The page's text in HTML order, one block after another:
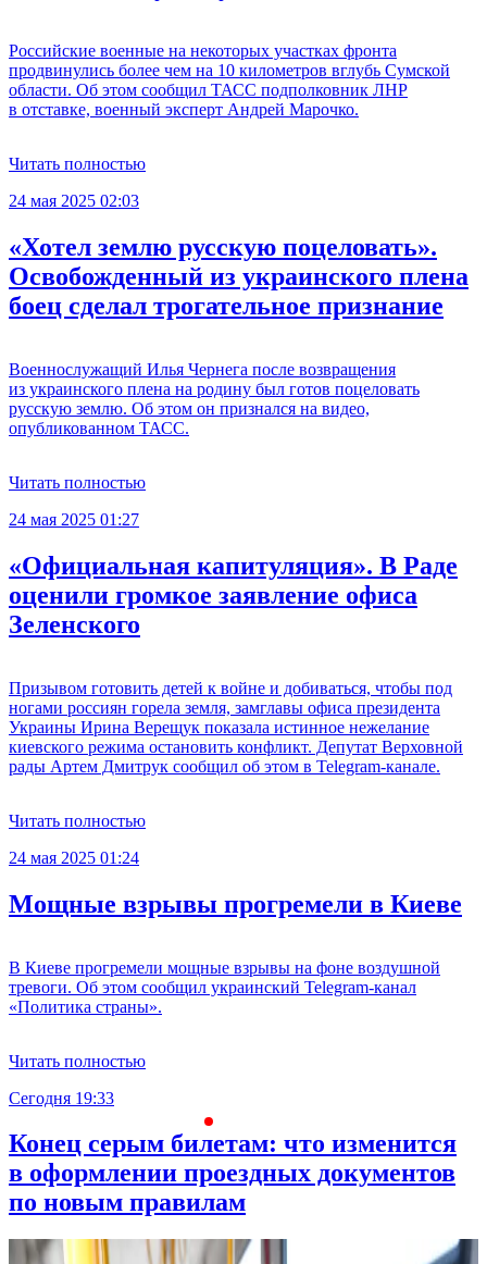
Российские военные на некоторых участках фронта
продвинулись более чем на 10 километров вглубь Сумской
области. Об этом сообщил ТАСС подполковник ЛНР
в отставке, военный эксперт Андрей Марочко.
Читать полностью
24 мая 2025 02:03
«Хотел землю русскую поцеловать».
Освобожденный из украинского плена
боец сделал трогательное признание
Военнослужащий Илья Чернега после возвращения
из украинского плена на родину был готов поцеловать
русскую землю. Об этом он признался на видео,
опубликованном ТАСС.
Читать полностью
24 мая 2025 01:27
«Официальная капитуляция». В Раде
оценили громкое заявление офиса
Зеленского
Призывом готовить детей к войне и добиваться, чтобы под
ногами россиян горела земля, замглавы офиса президента
Украины Ирина Верещук показала истинное нежелание
киевского режима остановить конфликт. Депутат Верховной
рады Артем Дмитрук сообщил об этом в Telegram-канале.
Читать полностью
24 мая 2025 01:24
Мощные взрывы прогремели в Киеве
В Киеве прогремели мощные взрывы на фоне воздушной
тревоги. Об этом сообщил украинский Telegram-канал
«Политика страны».
Читать полностью
Сегодня 19:33
Конец серым билетам: что изменится
в оформлении проездных документов
по новым правилам